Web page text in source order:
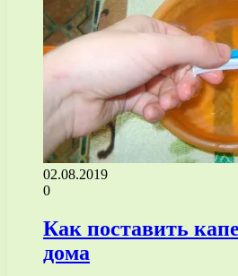
02.08.2019
0
Как поставить
дома